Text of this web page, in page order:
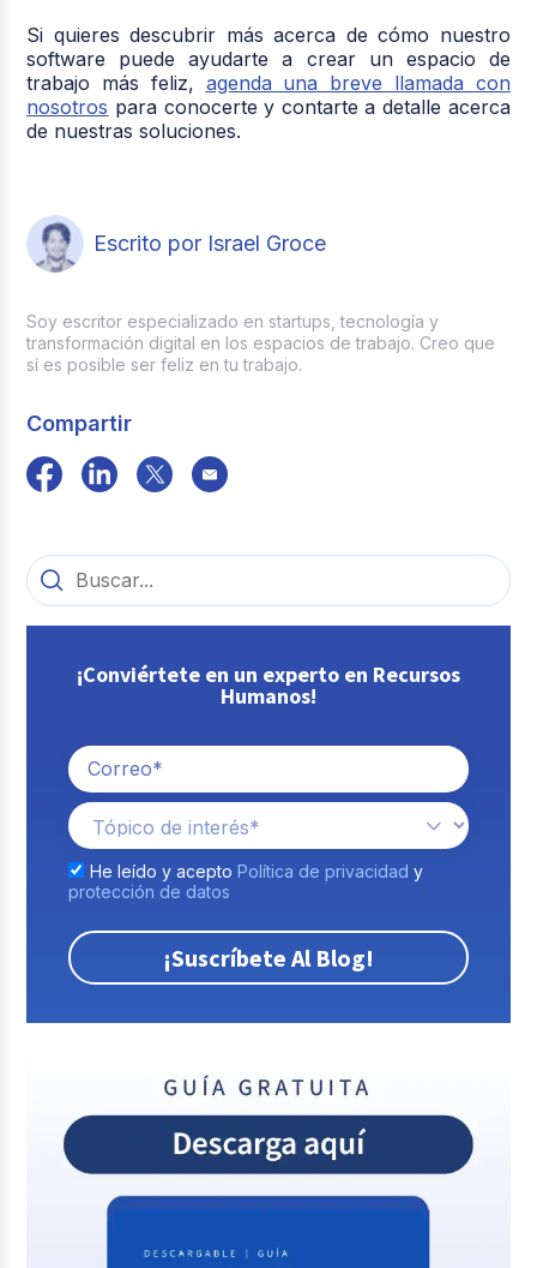
Si quieres descubrir más acerca de cómo nuestro
software puede ayudarte a crear un espacio de
trabajo más feliz, agenda una breve llamada con
nosotros para conocerte y contarte a detalle acerca
de nuestras soluciones.
Escrito por Israel Groce
Soy escritor especializado en startups, tecnología y
transformación digital en los espacios de trabajo. Creo que
sí es posible ser feliz en tu trabajo.
Compartir
¡Conviértete en un experto en Recursos
Humanos!
He leído y acepto Política de privacidad y
protección de datos